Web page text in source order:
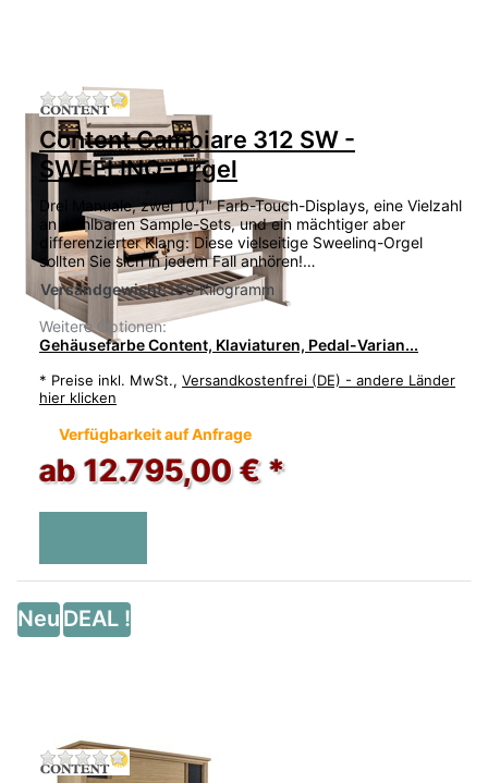
Zu diesem Produkt liegen noch keine
Content Cambiare 312 SW -
SWEELINQ-Orgel
Drei Manuale, zwei 10,1" Farb-Touch-Displays, eine Vielzahl
an wählbaren Sample-Sets, und ein mächtiger aber
differenzierter Klang: Diese vielseitige Sweelinq-Orgel
sollten Sie sich in jedem Fall anhören!…
Versandgewicht:150 Kilogramm
Weitere Optionen:
Gehäusefarbe Content, Klaviaturen, Pedal-Varian...
* Preise inkl. MwSt., Versandkostenfrei (DE) - andere Länder
hier klicken
Verfügbarkeit auf Anfrage
ab 12.795,00 € *
Neu DEAL !
Zu diesem Produkt liegen noch keine